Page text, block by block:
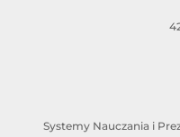
Systemy Nauczania i